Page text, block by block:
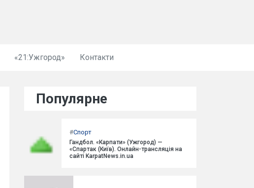
«21:Ужгород» Контакти
Популярне
#Спорт
Гандбол. «Карпати» (Ужгород) —
«Спартак (Київ). Онлайн-трансляція на
сайті KarpatNews.in.ua